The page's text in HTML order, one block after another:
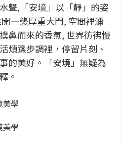
聲,「安境」以「靜」的姿
一襲厚重大門, 空間裡瀰
鼻而來的香氣, 世界彷彿慢
煩躁步調裡，停留片刻、
的美好。「安境」無疑為
。
美學
美學